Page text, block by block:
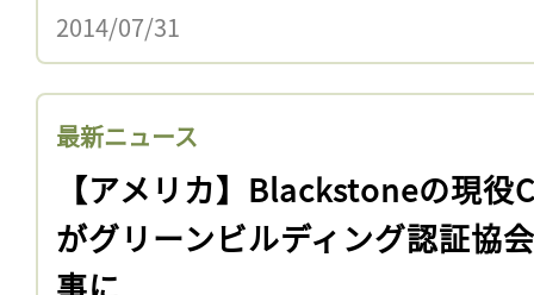
2014/07/31
最新ニュース
【アメリカ】Blackstoneの現役
がグリーンビルディング認証協
事に